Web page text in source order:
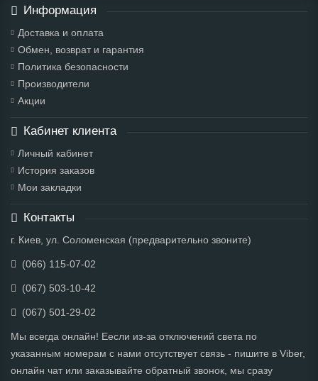
Информация
Доставка и оплата
Обмен, возврат и гарантия
Политика безопасности
Производители
Акции
Кабинет клиента
Личный кабинет
История заказов
Мои закладки
Контакты
г. Киев, ул. Соломенская (предварительно звоните)
(066) 115-07-02
(067) 503-10-42
(067) 501-29-02
Мы всегда онлайн! Еесли из-за отключений света по
указанным номерам с нами отсутствует связь - пишите в Viber,
онлайн чат или заказывайте обратный звонок, мы сразу